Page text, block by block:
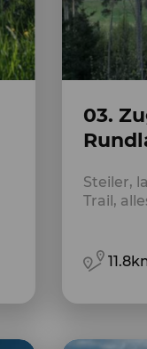
03.
Steiler,
Trail,